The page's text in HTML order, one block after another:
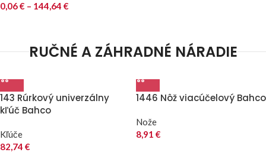
0,06€ – 144,64 €
RUČNÉ A ZÁHRADNÉ NÁRADIE
143 Rúrkový univerzálny
kľúč Bahco
Kľúče
82,74 €
1446 Nôž viacúčelový Bahco
Nože
8,91 €